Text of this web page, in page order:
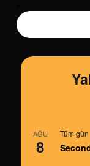
AĞU
8
Tüm gün